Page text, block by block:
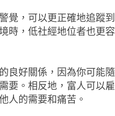
覺，可以更正確地追蹤到
時，低社經地位者也更容
良好關係，因為你可能隨
要。相反地，富人可以雇
人的需要和痛苦。